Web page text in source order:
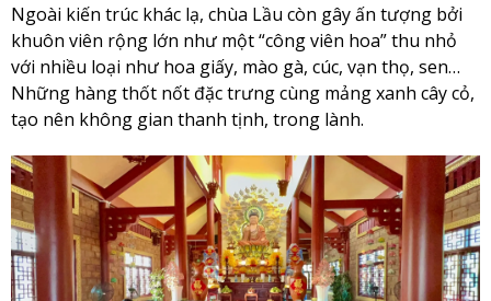
Ngoài kiến trúc khác lạ, chùa Lầu còn gây ấn tượng bởi
khuôn viên rộng lớn như một “công viên hoa” thu nhỏ
với nhiều loại như hoa giấy, mào gà, cúc, vạn thọ, sen…
Những hàng thốt nốt đặc trưng cùng mảng xanh cây cỏ,
tạo nên không gian thanh tịnh, trong lành.